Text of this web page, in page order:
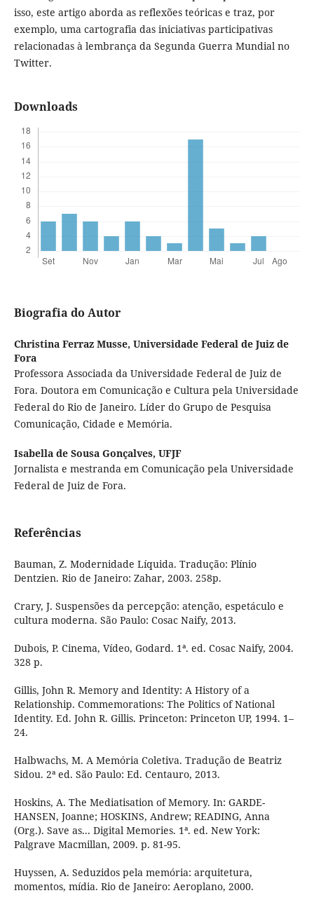
isso, este artigo aborda as reflexões teóricas e traz, por
exemplo, uma cartografia das iniciativas participativas
relacionadas à lembrança da Segunda Guerra Mundial no
Twitter.
Downloads
Biografia do Autor
Christina Ferraz Musse, Universidade Federal de Juiz de
Fora
Professora Associada da Universidade Federal de Juiz de
Fora. Doutora em Comunicação e Cultura pela Universidade
Federal do Rio de Janeiro. Líder do Grupo de Pesquisa
Comunicação, Cidade e Memória.
Isabella de Sousa Gonçalves, UFJF
Jornalista e mestranda em Comunicação pela Universidade
Federal de Juiz de Fora.
Referências
Bauman, Z. Modernidade Líquida. Tradução: Plínio
Dentzien. Rio de Janeiro: Zahar, 2003. 258p.
Crary, J. Suspensões da percepção: atenção, espetáculo e
cultura moderna. São Paulo: Cosac Naify, 2013.
Dubois, P. Cinema, Vídeo, Godard. 1ª. ed. Cosac Naify, 2004.
328 p.
Gillis, John R. Memory and Identity: A History of a
Relationship. Commemorations: The Politics of National
Identity. Ed. John R. Gillis. Princeton: Princeton UP, 1994. 1–
24.
Halbwachs, M. A Memória Coletiva. Tradução de Beatriz
Sidou. 2ª ed. São Paulo: Ed. Centauro, 2013.
Hoskins, A. The Mediatisation of Memory. In: GARDE-
HANSEN, Joanne; HOSKINS, Andrew; READING, Anna
(Org.). Save as... Digital Memories. 1ª. ed. New York:
Palgrave Macmillan, 2009. p. 81-95.
Huyssen, A. Seduzidos pela memória: arquitetura,
momentos, mídia. Rio de Janeiro: Aeroplano, 2000.